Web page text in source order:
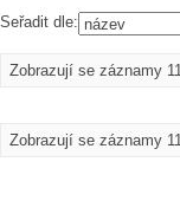
Seřadit dle:
Zobrazují se záznamy
Zobrazují se záznamy